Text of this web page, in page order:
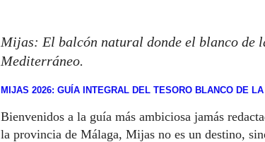
Mijas: El balcón natural donde el blanco de
Mediterráneo.
MIJAS 2026: GUÍA INTEGRAL DEL TESORO BLANCO DE
Bienvenidos a la guía más ambiciosa jamás
la provincia de Málaga, Mijas no es un destino,